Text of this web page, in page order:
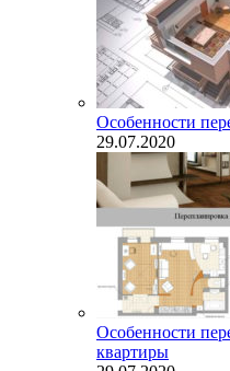
Особенности
29.07.2020
Особенности
квартиры